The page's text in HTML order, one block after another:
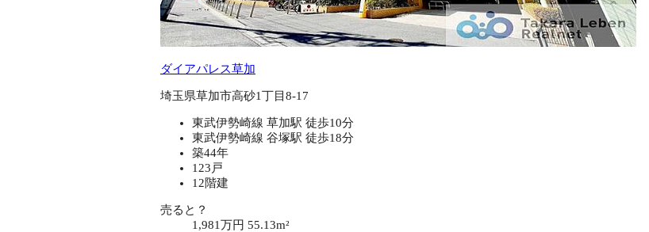
ダイアパレス草加
埼玉県草加市高砂1丁目8-17
東武伊勢崎線 草加駅 徒歩10分
東武伊勢崎線 谷塚駅 徒歩18分
築44年
123戸
12階建
売ると？
1,981万円 55.13m²